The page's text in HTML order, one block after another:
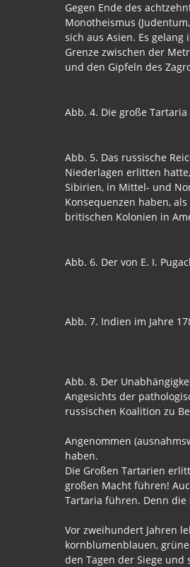
Gegen Ende des
Monotheismus
sich aus Asien. Es
Grenze zwischen der
und den Gipfeln des
Abb. 4. Die große Tartaria
Abb. 5. Das russische
Niederlagen erlitten
Sibirien, in Mittel- und
Konsequenzen haben,
britischen Kolonien in
Abb. 6. Der von E. I.
Abb. 7. Indien im Jahre
Abb. 8. Der
Angesichts der
russischen Koalition zu
Angenommen
haben.
Die Großen Tartarien
großen Macht führen!
Tartaria führen. Denn die
Vor zweihundert Jahren
kornblumenblauen,
den Tagen der Siege